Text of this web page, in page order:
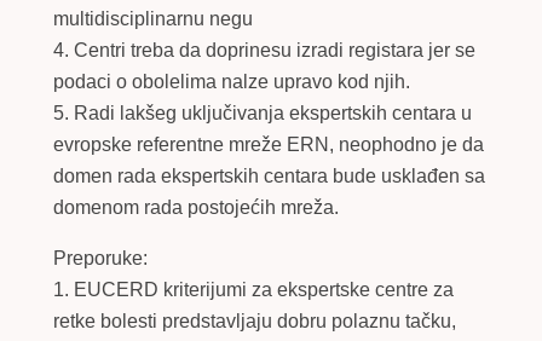
multidisciplinarnu negu
4. Centri treba da doprinesu izradi registara jer se
podaci o obolelima nalze upravo kod njih.
5. Radi lakšeg uključivanja ekspertskih centara u
evropske referentne mreže ERN, neophodno je da
domen rada ekspertskih centara bude usklađen sa
domenom rada postojećih mreža.
Preporuke:
1. EUCERD kriterijumi za ekspertske centre za
retke bolesti predstavljaju dobru polaznu tačku,